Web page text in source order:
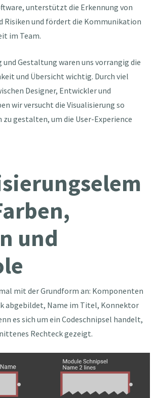
unterstützt die Erkennung von
Risiken und fördert die Kommunikation
im Team.
und Gestaltung waren uns vorrangig die
und Übersicht wichtig. Durch viel
Designer, Entwickler und
wir versucht die Visualisierung so
gestalten, um die User-Experience
und
mit der Grundform an: Komponenten
abgebildet, Name im Titel, Konnektor
es sich um ein Codeschnipsel handelt,
Rechteck gezeigt.